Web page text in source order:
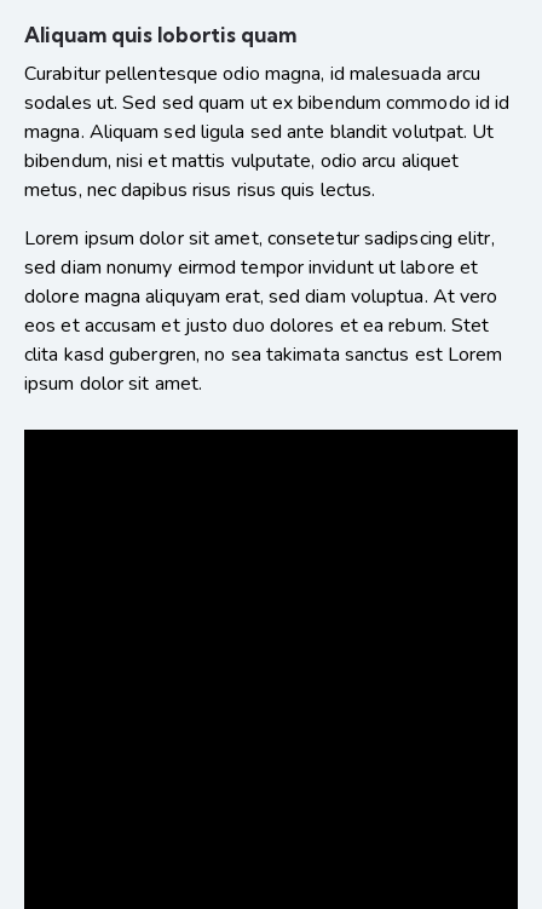
Aliquam quis lobortis quam
Curabitur pellentesque odio magna, id malesuada arcu
sodales ut. Sed sed quam ut ex bibendum commodo id id
magna. Aliquam sed ligula sed ante blandit volutpat. Ut
bibendum, nisi et mattis vulputate, odio arcu aliquet
metus, nec dapibus risus risus quis lectus.
Lorem ipsum dolor sit amet, consetetur sadipscing elitr,
sed diam nonumy eirmod tempor invidunt ut labore et
dolore magna aliquyam erat, sed diam voluptua. At vero
eos et accusam et justo duo dolores et ea rebum. Stet
clita kasd gubergren, no sea takimata sanctus est Lorem
ipsum dolor sit amet.